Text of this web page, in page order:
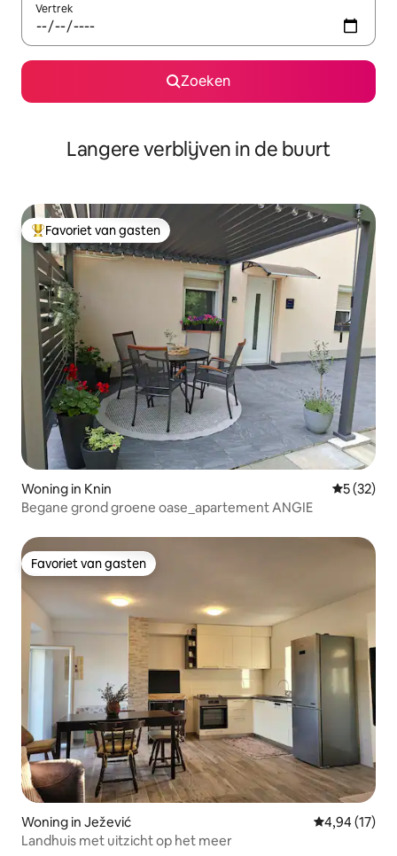
Vertrek
Zoeken
Langere verblijven in de buurt
Topfavoriet van gasten
Favoriet van gasten
Woning in Knin
5 (32)
Begane grond groene oase_apartement ANGIE
Favoriet van gasten
Favoriet van gasten
Woning in Ježević Gemiddelde
4,94 (17)
Landhuis met uitzicht op het meer